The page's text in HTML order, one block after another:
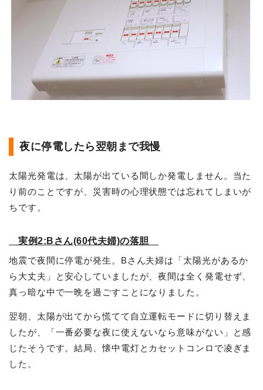
夜に停電したら翌朝まで我慢
太陽光発電は、太陽が出ている間しか発電しません。当た
り前のことですが、災害時の心理状態では忘れてしまいが
ちです。
実例2:Bさん(60代夫婦)の落胆
地震で夜間に停電が発生。Bさん夫婦は「太陽光があるか
ら大丈夫」と安心していましたが、夜間は全く発電せず、
真っ暗な中で一晩を過ごすことになりました。
翌朝、太陽が出てから慌てて自立運転モードに切り替えま
したが、「一番必要な夜に使えないなら意味がない」と感
じたそうです。結局、懐中電灯とカセットコンロで凌ぎま
した。